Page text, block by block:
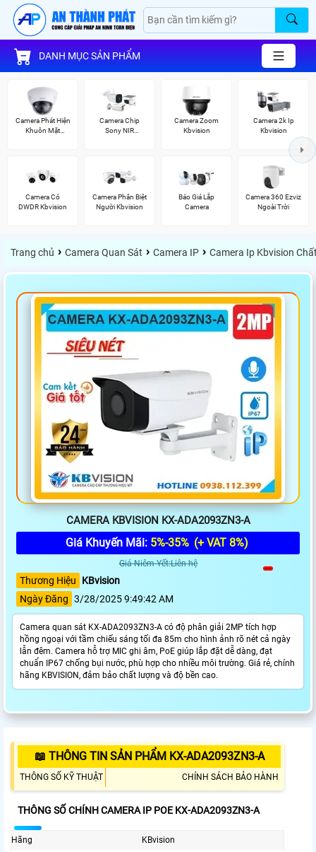
DANH MỤC SẢN PHẨM
Camera Phát Hiện
Khuôn Mặt
Camera Chip
Sony NIR
Camera Zoom
Kbvision
Camera 2k Ip
Kbvision
Camera Có
DWDR Kbvision
Camera Phân Biệt
Người Kbvision
Báo Giá Lắp
Camera
Camera 360 Ezviz
Ngoài Trời
Trang chủ › Camera Quan Sát › Camera IP › Camera Ip Kbvision
CAMERA KBVISION KX-ADA2093ZN3-A
Giá Khuyến Mãi: 5%-35% (+ VAT 8%)
Giá Niêm Yết:Liên hệ
Thương Hiệu
KBvision
Ngày Đăng 3/28/2025 9:49:42 AM
Camera quan sát KX-ADA2093ZN3-A có độ phân giải 2MP tích hợp
hồng ngoại với tầm chiếu sáng tối đa 85m cho hình ảnh rõ nét cả ngày
lẫn đêm. Camera hỗ trợ MIC ghi âm, PoE giúp lắp đặt dễ dàng, đạt
chuẩn IP67 chống bụi nước, phù hợp cho nhiều môi trường. Giá rẻ, chính
hãng KBVISION, đảm bảo chất lượng và độ bền cao.
📖 THÔNG TIN SẢN PHẨM KX-ADA2093ZN3-A
THÔNG SỐ KỸ THUẬT CHÍNH SÁCH BẢO HÀNH
THÔNG SỐ CHÍNH CAMERA IP POE KX-ADA2093ZN3-A
Hãng
KBvision